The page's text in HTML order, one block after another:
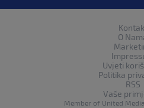
O
Uvjeti
Politika
RSS
Vaše
Member of United Media